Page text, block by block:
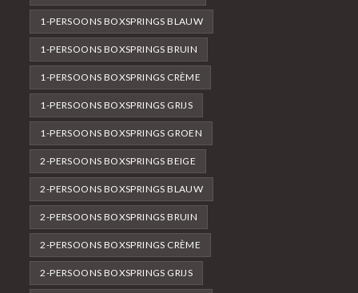
1-PERSOONS BOXSPRINGS BLAUW
1-PERSOONS BOXSPRINGS BRUIN
1-PERSOONS BOXSPRINGS CRÈME
1-PERSOONS BOXSPRINGS GRIJS
1-PERSOONS BOXSPRINGS GROEN
2-PERSOONS BOXSPRINGS BEIGE
2-PERSOONS BOXSPRINGS BLAUW
2-PERSOONS BOXSPRINGS BRUIN
2-PERSOONS BOXSPRINGS CRÈME
2-PERSOONS BOXSPRINGS GRIJS